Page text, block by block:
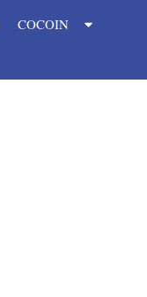
COCOIN